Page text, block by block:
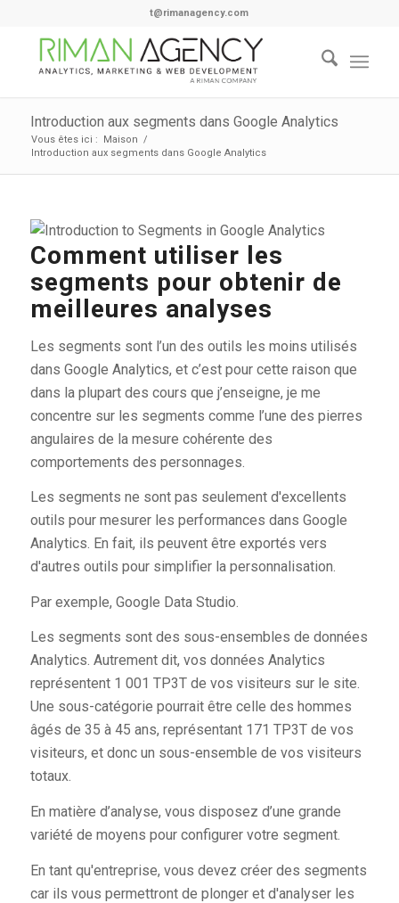
t@rimanagency.com
Introduction aux segments dans Google Analytics
Vous êtes ici : Maison /
Introduction aux segments dans Google Analytics
Comment utiliser les
segments pour obtenir de
meilleures analyses
Les segments sont l’un des outils les moins utilisés
dans Google Analytics, et c’est pour cette raison que
dans la plupart des cours que j’enseigne, je me
concentre sur les segments comme l’une des pierres
angulaires de la mesure cohérente des
comportements des personnages.
Les segments ne sont pas seulement d'excellents
outils pour mesurer les performances dans Google
Analytics. En fait, ils peuvent être exportés vers
d'autres outils pour simplifier la personnalisation.
Par exemple, Google Data Studio.
Les segments sont des sous-ensembles de données
Analytics. Autrement dit, vos données Analytics
représentent 1 001 TP3T de vos visiteurs sur le site.
Une sous-catégorie pourrait être celle des hommes
âgés de 35 à 45 ans, représentant 171 TP3T de vos
visiteurs, et donc un sous-ensemble de vos visiteurs
totaux.
En matière d’analyse, vous disposez d’une grande
variété de moyens pour configurer votre segment.
En tant qu'entreprise, vous devez créer des segments
car ils vous permettront de plonger et d'analyser les